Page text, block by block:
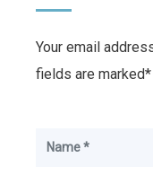
Your email
fields are marked*